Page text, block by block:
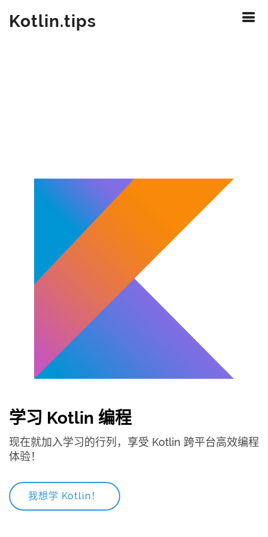
Kotlin.tips
学习 Kotlin 编程
现在就加入学习的行列，享受 Kotlin 跨平台高效编程
体验！
我想学 Kotlin！